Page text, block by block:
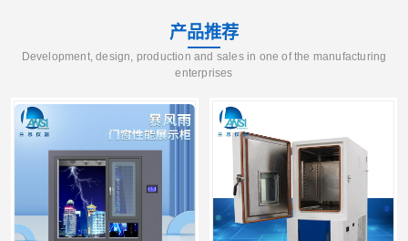
产品推荐
Development, design, production and sales in one of the manufacturing
enterprises